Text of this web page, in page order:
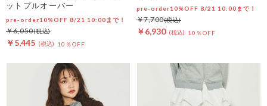
ットプルオーバー
pre-order10%OFF 8/21 10:00まで！
￥5,445 10％OFF
￥6,050
pre-order10%OFF 8/21 10:00まで！
￥6,930 10％OFF
￥7,700